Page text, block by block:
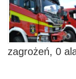
zagrożeń, 0